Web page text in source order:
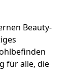
Beauty-
für alle, die